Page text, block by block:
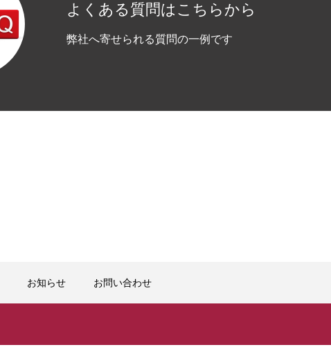
よくある質問はこちらから
弊社へ寄せられる質問の一例です
お知らせ お問い合わせ